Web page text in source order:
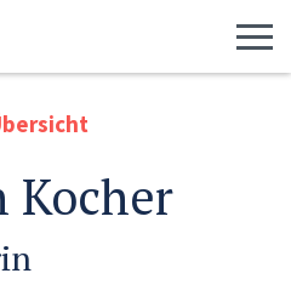
Kocher